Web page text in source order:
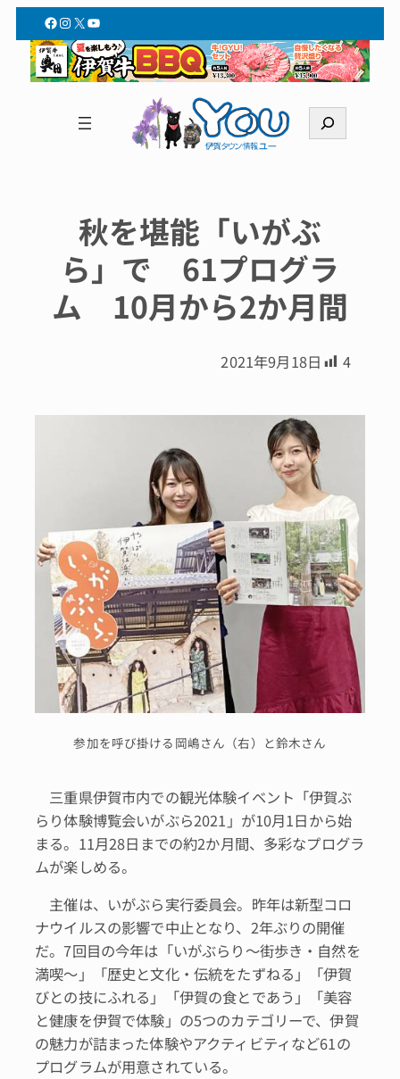
Facebook
Instagram
X YouTube
索
秋を堪能「いがぶ
ら」で 61プログラ
ム 10月から2か月間
2021年9月18日 4
参加を呼び掛ける岡嶋さん（右）と鈴木さん
三重県伊賀市内での観光体験イベント「伊賀ぶ
らり体験博覧会いがぶら2021」が10月1日から始
まる。11月28日までの約2か月間、多彩なプログラ
ムが楽しめる。
主催は、いがぶら実行委員会。昨年は新型コロ
ナウイルスの影響で中止となり、2年ぶりの開催
だ。7回目の今年は「いがぶらり～街歩き・自然を
満喫～」「歴史と文化・伝統をたずねる」「伊賀
びとの技にふれる」「伊賀の食とであう」「美容
と健康を伊賀で体験」の5つのカテゴリーで、伊賀
の魅力が詰まった体験やアクティビティなど61の
プログラムが用意されている。